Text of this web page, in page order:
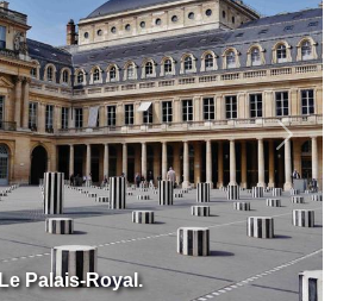
Le Palais-Royal.
Next